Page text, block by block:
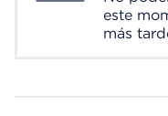
este
más